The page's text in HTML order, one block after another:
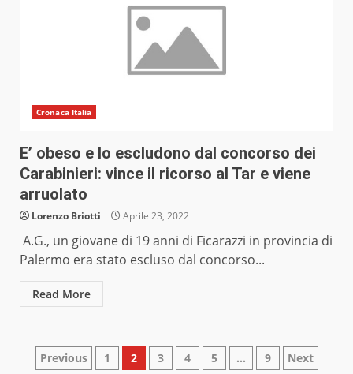
Cronaca Italia
E’ obeso e lo escludono dal concorso dei
Carabinieri: vince il ricorso al Tar e viene
arruolato
Lorenzo Briotti Aprile 23, 2022
A.G., un giovane di 19 anni di Ficarazzi in provincia di
Palermo era stato escluso dal concorso...
Read More
Paginazione
Previous 1 2 3 4 5 … 9 Next